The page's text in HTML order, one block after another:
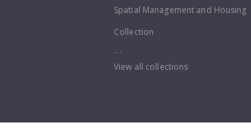
Spatial Management and Housing
Collection
...
View all collections